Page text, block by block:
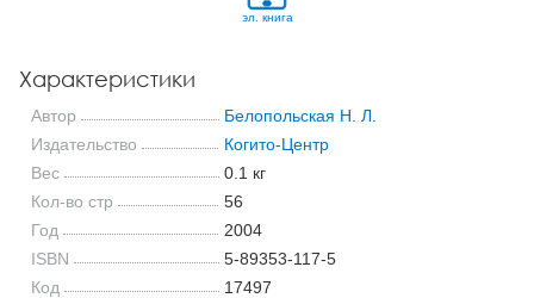
эл. книга
Характеристики
Автор
Белопольская Н. Л.
Издательство
Когито-Центр
Вес
0.1 кг
Кол-во стр
56
Год
2004
ISBN
5-89353-117-5
Код
17497